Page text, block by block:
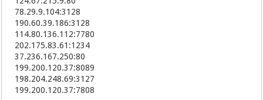
78.29.9.104:3128
190.60.39.186:3128
114.80.136.112:7780
202.175.83.61:1234
37.236.167.250:80
199.200.120.37:8089
198.204.248.69:3127
199.200.120.37:7808